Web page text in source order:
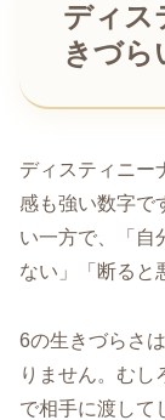
ディス
きづら
ディスティニー
感も強い数字で
い一方で、「自
ない」「断ると
6の生きづらさ
りません。むし
で相手に渡して